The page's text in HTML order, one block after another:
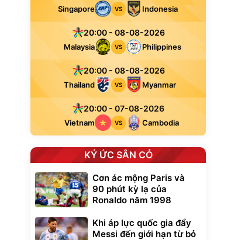
Singapore VS Indonesia
20:00 - 08-08-2026
Malaysia VS Philippines
20:00 - 08-08-2026
Thailand VS Myanmar
20:00 - 07-08-2026
Vietnam VS Cambodia
KÝ ỨC SÂN CỎ
Cơn ác mộng Paris và
90 phút kỳ lạ của
Ronaldo năm 1998
Khi áp lực quốc gia đẩy
Messi đến giới hạn từ bỏ